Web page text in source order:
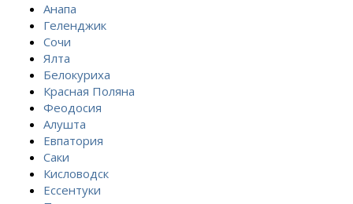
Анапа
Геленджик
Сочи
Ялта
Белокуриха
Красная Поляна
Феодосия
Алушта
Евпатория
Саки
Кисловодск
Ессентуки